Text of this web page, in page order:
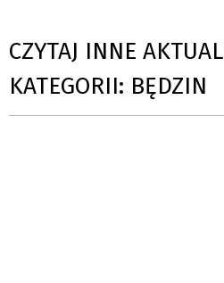
CZYTAJ INNE
KATEGORII: BĘDZIN